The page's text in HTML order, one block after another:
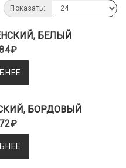
Показать:
БЕЛЫЙ
БОРДОВЫЙ